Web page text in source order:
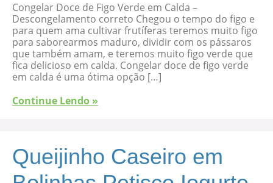
Congelar Doce de Figo Verde em Calda –
Descongelamento correto Chegou o tempo do figo e
para quem ama cultivar frutíferas teremos muito figo
para saborearmos maduro, dividir com os pássaros
que também amam, e teremos muito figo verde que
fica delicioso em calda. Congelar doce de figo verde
em calda é uma ótima opção […]
Continue Lendo »
Queijinho Caseiro em